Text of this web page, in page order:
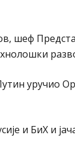
шеф
уручио
и БиХ и